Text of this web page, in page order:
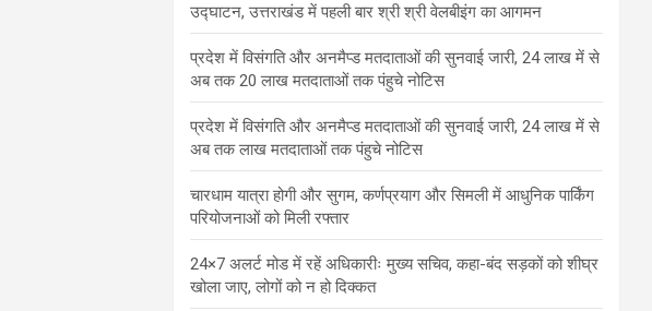
उद्घाटन, उत्तराखंड में पहली बार श्री श्री वेलबीइंग का आगमन
प्रदेश में विसंगति और अनमैप्ड मतदाताओं की सुनवाई जारी, 24 लाख में से
अब तक 20 लाख मतदाताओं तक पंहुचे नोटिस
प्रदेश में विसंगति और अनमैप्ड मतदाताओं की सुनवाई जारी, 24 लाख में से
अब तक लाख मतदाताओं तक पंहुचे नोटिस
चारधाम यात्रा होगी और सुगम, कर्णप्रयाग और सिमली में आधुनिक पार्किंग
परियोजनाओं को मिली रफ्तार
24×7 अलर्ट मोड में रहें अधिकारीः मुख्य सचिव, कहा-बंद सड़कों को शीघ्र
खोला जाए, लोगों को न हो दिक्कत